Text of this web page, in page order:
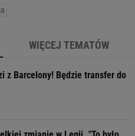
WIĘCEJ TEMATÓW
z Barcelony! Będzie transfer do